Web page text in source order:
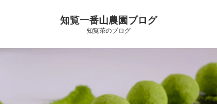
知覧一番山農園ブログ
知覧茶のブログ